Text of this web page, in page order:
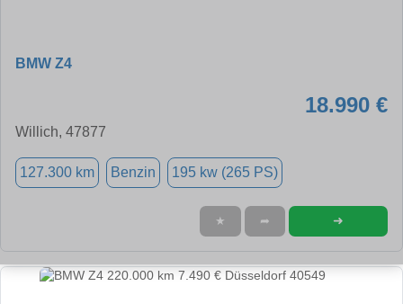
BMW Z4
18.990 €
Willich, 47877
127.300 km Benzin 195 kw (265 PS)
★ ➦ ➜